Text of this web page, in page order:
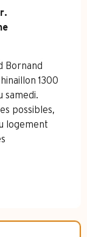
Bornand
1300
samedi.
possibles,
logement